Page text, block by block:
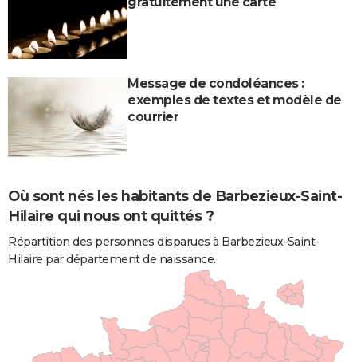
Message de condoléances :
exemples de textes et modèle de
courrier
Où sont nés les habitants de Barbezieux-Saint-
Hilaire qui nous ont quittés ?
Répartition des personnes disparues à Barbezieux-Saint-
Hilaire par département de naissance.